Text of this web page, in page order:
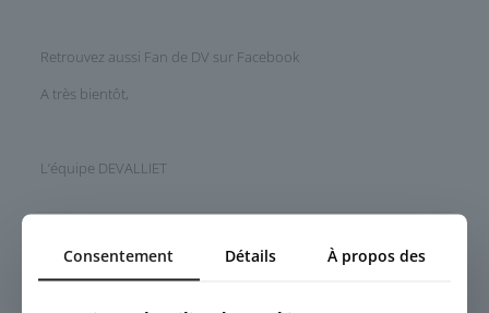
Retrouvez aussi Fan de DV sur Facebook
A très bientôt,
L’équipe DEVALLIET
Consentement Détails À propos des